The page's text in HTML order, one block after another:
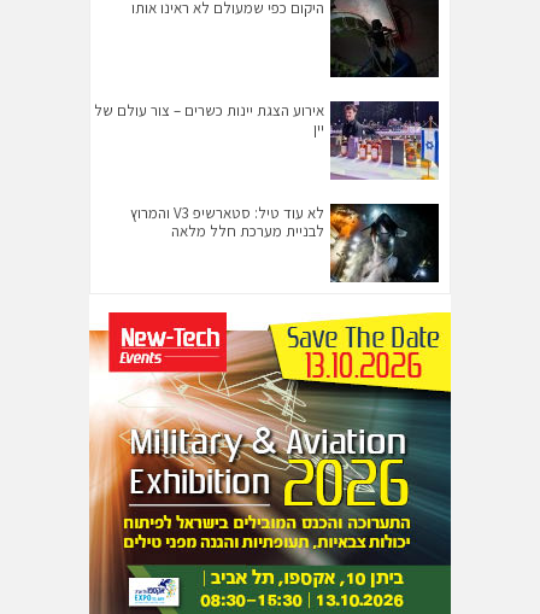
היקום כפי שמעולם לא ראינו אותו
אירוע הצגת יינות כשרים – צור עולם של
יין
לא עוד טיל: סטארשיפ V3 והמרוץ
לבניית מערכת חלל מלאה